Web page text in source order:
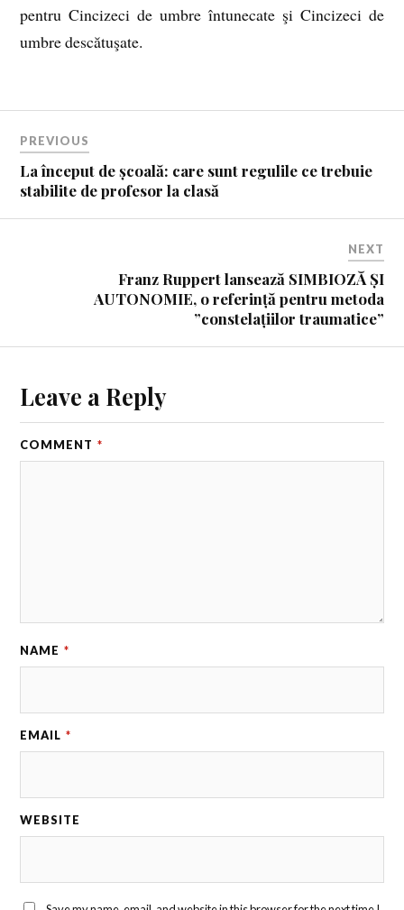
pentru Cincizeci de umbre întunecate şi Cincizeci de
umbre descătuşate.
PREVIOUS
La început de școală: care sunt regulile ce trebuie
stabilite de profesor la clasă
NEXT
Franz Ruppert lansează SIMBIOZĂ ȘI
AUTONOMIE, o referință pentru metoda
”constelațiilor traumatice”
Leave a Reply
COMMENT *
NAME *
EMAIL *
WEBSITE